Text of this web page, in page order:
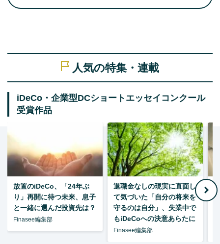
人気の特集・連載
iDeCo・企業型DCショートエッセイコンクール
受賞作品
放置のiDeCo、「24年ぶ
り」再開に待つ未来、息子
と一緒に選んだ投資先は？
Finasee編集部
退職金なしの現実に直面し
て気づいた「自分の将来を
守るのは自分」、失業中で
もiDeCoへの決意あらたに
Finasee編集部